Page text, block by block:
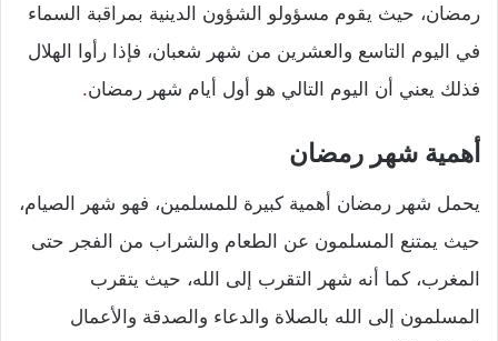
رمضان، حيث يقوم مسؤولو الشؤون الدينية بمراقبة السماء
في اليوم التاسع والعشرين من شهر شعبان، فإذا رأوا الهلال
فذلك يعني أن اليوم التالي هو أول أيام شهر رمضان.
أهمية شهر رمضان
يحمل شهر رمضان أهمية كبيرة للمسلمين، فهو شهر الصيام،
حيث يمتنع المسلمون عن الطعام والشراب من الفجر حتى
المغرب، كما أنه شهر التقرب إلى الله، حيث يتقرب
المسلمون إلى الله بالصلاة والدعاء والصدقة والأعمال